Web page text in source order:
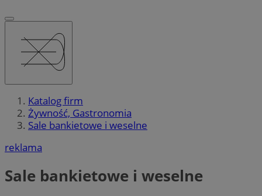
Katalog firm
Żywność, Gastronomia
Sale bankietowe i weselne
reklama
Sale bankietowe i weselne